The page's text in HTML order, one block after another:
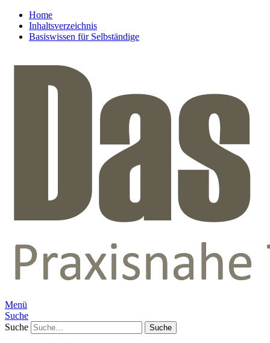
Home
Inhaltsverzeichnis
Basiswissen für Selbständige
Menü
Suche
Suche